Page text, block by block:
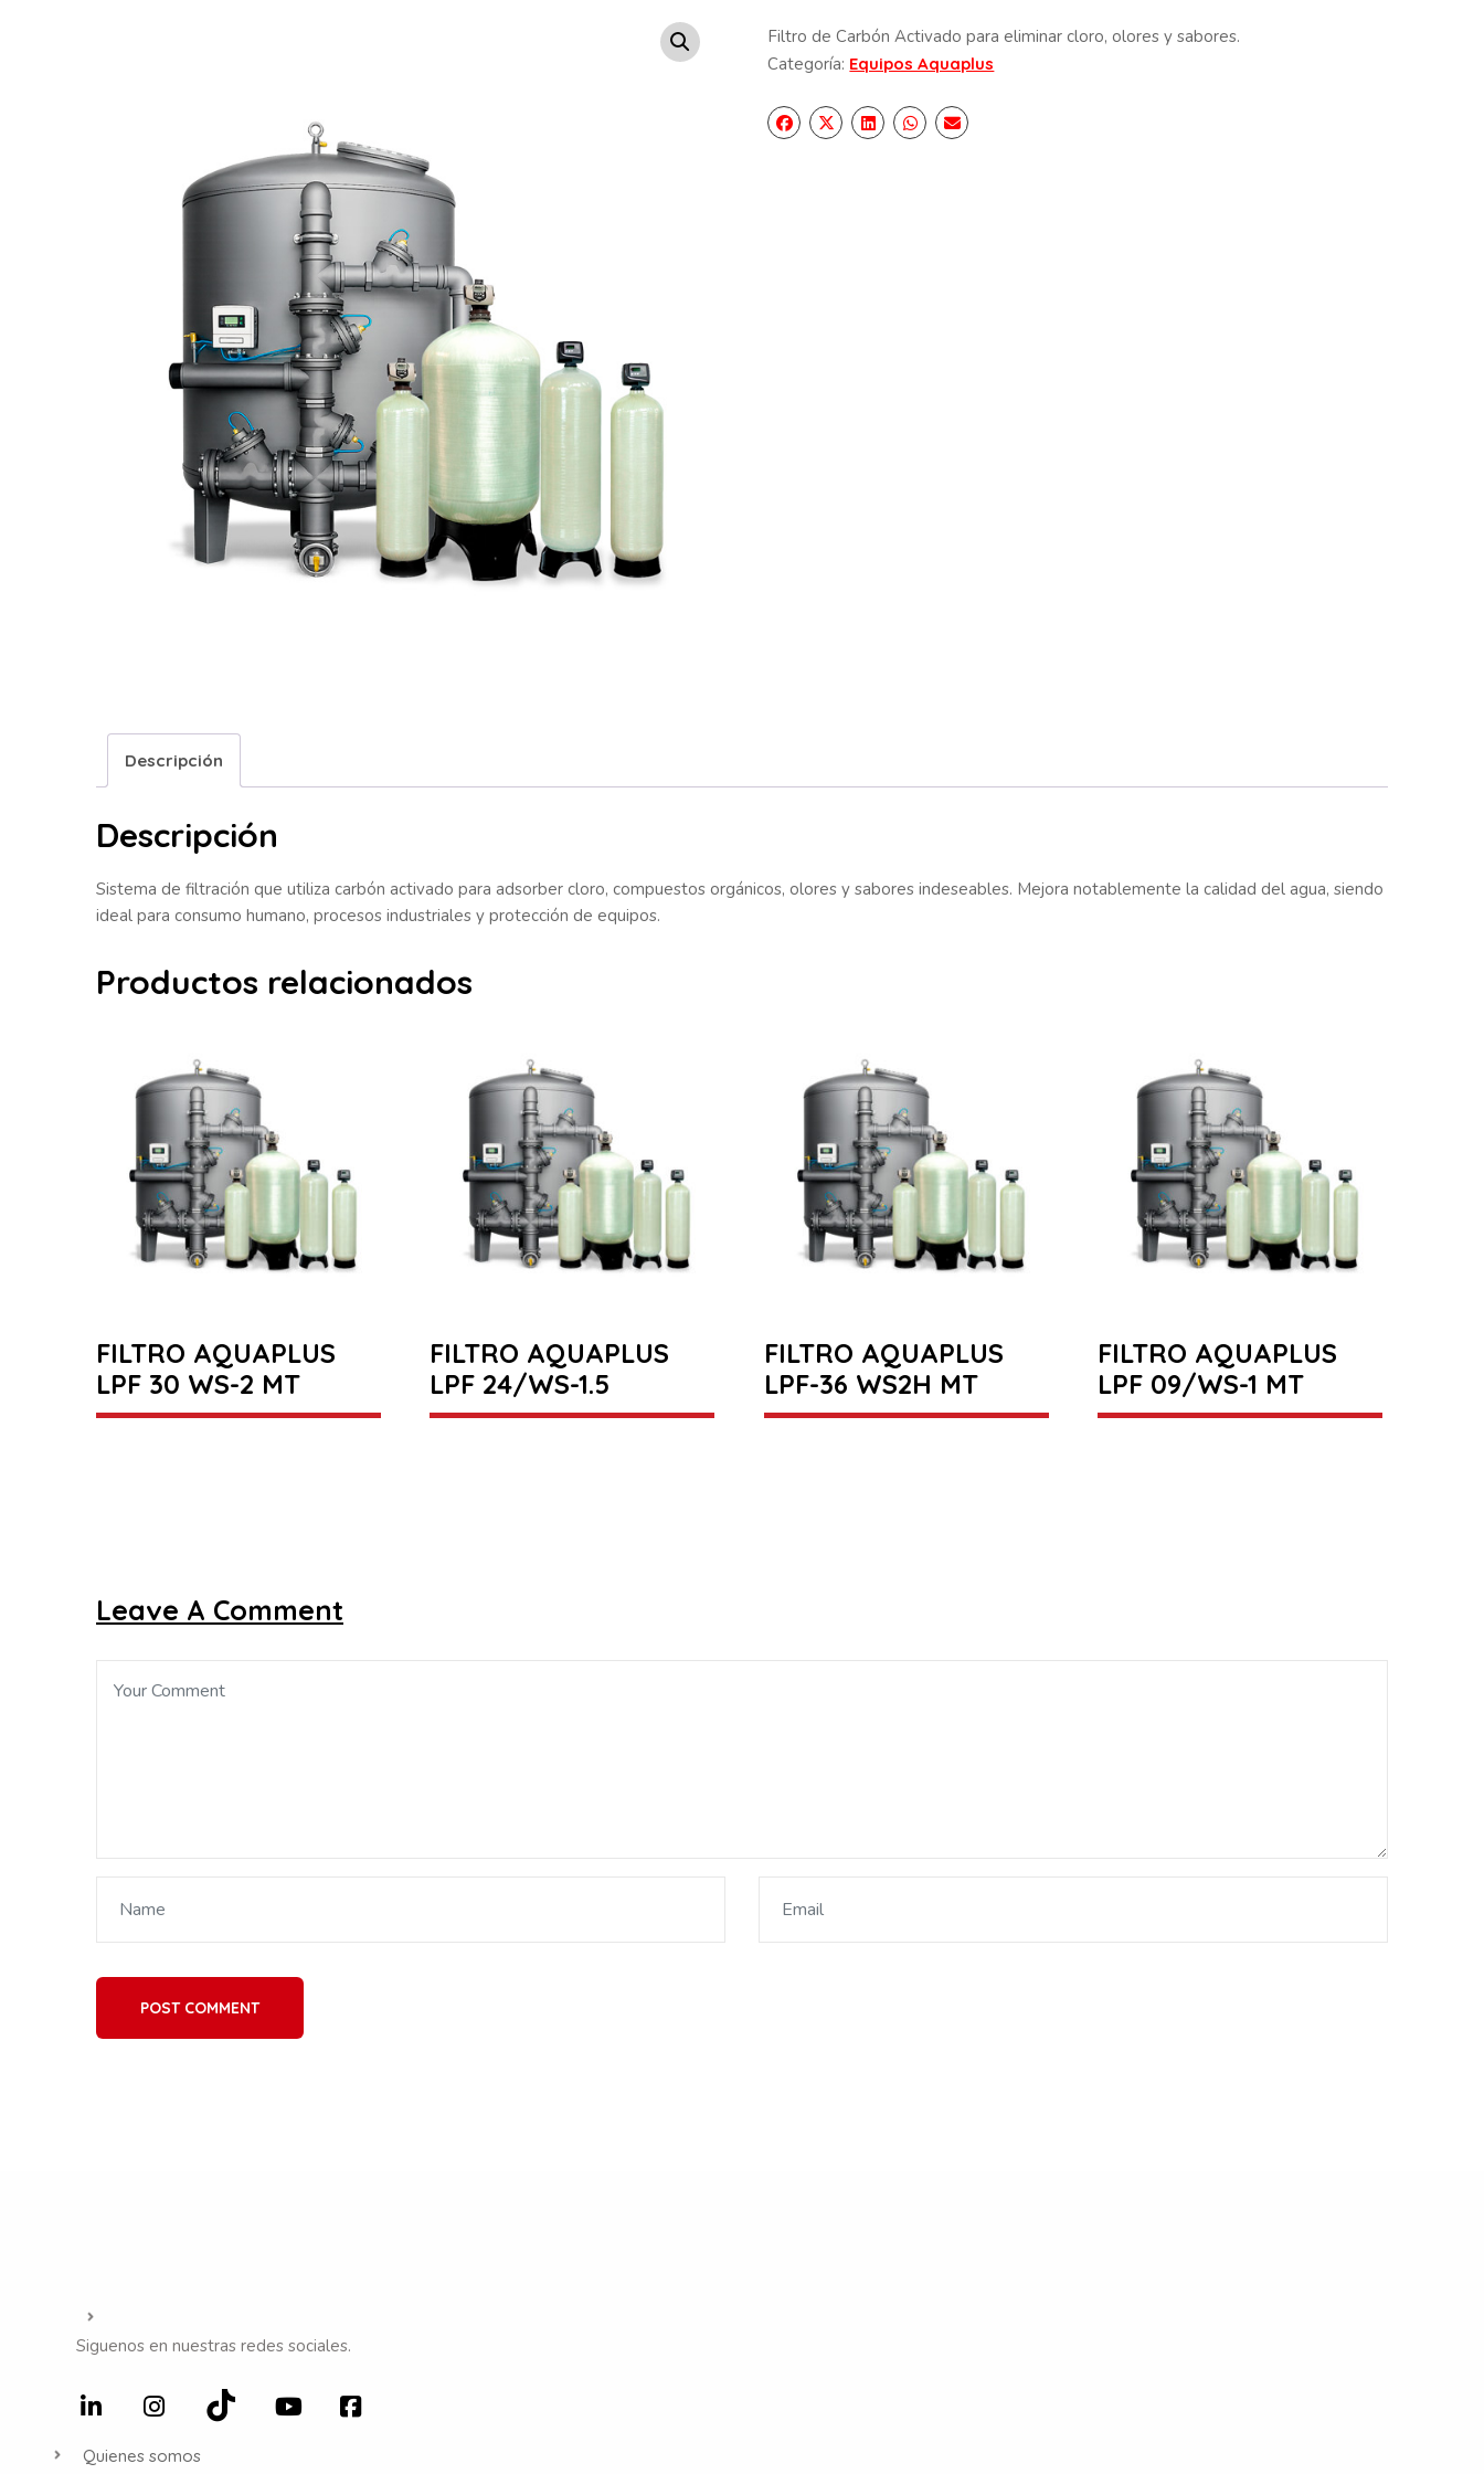
Filtro de Carbón Activado para eliminar cloro, olores y sabores.
Categoría: Equipos Aquaplus
Descripción
Descripción
Sistema de filtración que utiliza carbón activado para adsorber cloro, compuestos orgánicos, olores y sabores indeseables. Mejora notablemente la calidad del agua, siendo
ideal para consumo humano, procesos industriales y protección de equipos.
Productos relacionados
FILTRO AQUAPLUS
LPF 30 WS-2 MT
FILTRO AQUAPLUS
LPF 24/WS-1.5
FILTRO AQUAPLUS
LPF-36 WS2H MT
FILTRO AQUAPLUS
LPF 09/WS-1 MT
Leave A Comment
POST COMMENT
Siguenos en nuestras redes sociales.
Quienes somos